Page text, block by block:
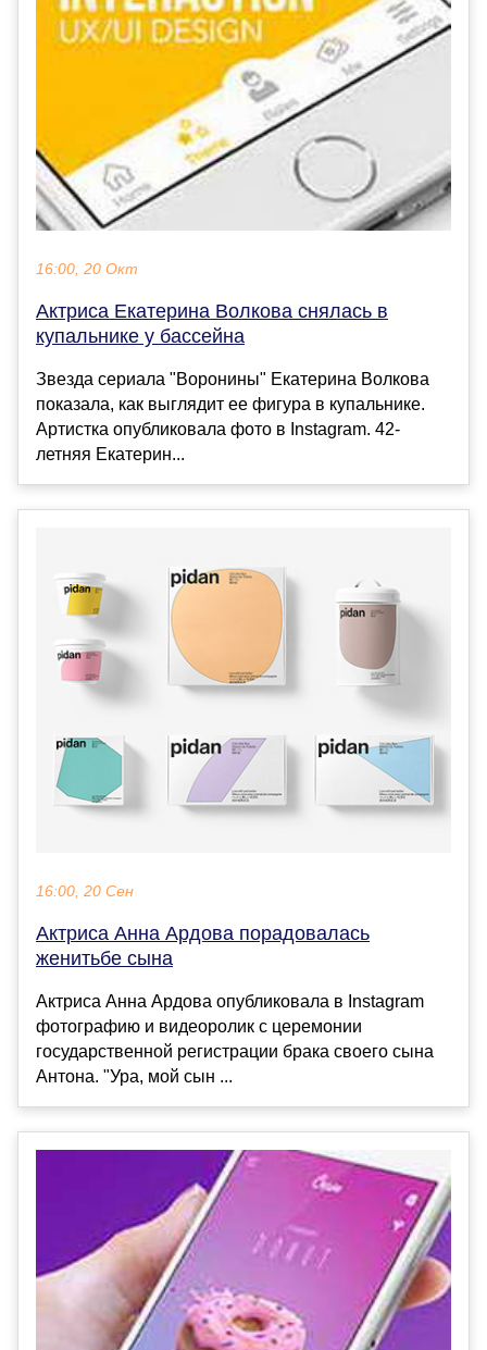
16:00, 20 Окт
Актриса Екатерина Волкова снялась в
купальнике у бассейна
Звезда сериала "Воронины" Екатерина Волкова
показала, как выглядит ее фигура в купальнике.
Артистка опубликовала фото в Instagram. 42-
летняя Екатерин...
16:00, 20 Сен
Актриса Анна Ардова порадовалась
женитьбе сына
Актриса Анна Ардова опубликовала в Instagram
фотографию и видеоролик с церемонии
государственной регистрации брака своего сына
Антона. "Ура, мой сын ...